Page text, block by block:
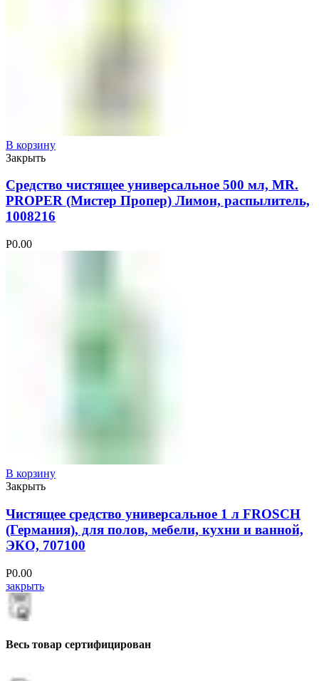
В корзину
Закрыть
Средство чистящее универсальное 500 мл, MR.
PROPER (Мистер Пропер) Лимон, распылитель,
1008216
Р0.00
В корзину
Закрыть
Чистящее средство универсальное 1 л FROSCH
(Германия), для полов, мебели, кухни и ванной,
ЭКО, 707100
Р0.00
закрыть
Весь товар сертифицирован